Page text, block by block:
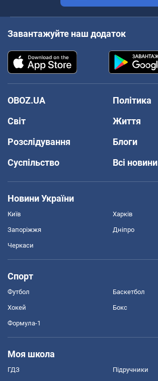
Завантажуйте наш додаток
OBOZ.UA
Політика
Світ
Життя
Розслідування
Блоги
Суспільство
Всі новини
Новини України
Київ Харків
Запоріжжя Дніпро
Черкаси
Спорт
Футбол Баскетбол
Хокей Бокс
Формула-1
Моя школа
ГДЗ Підручники